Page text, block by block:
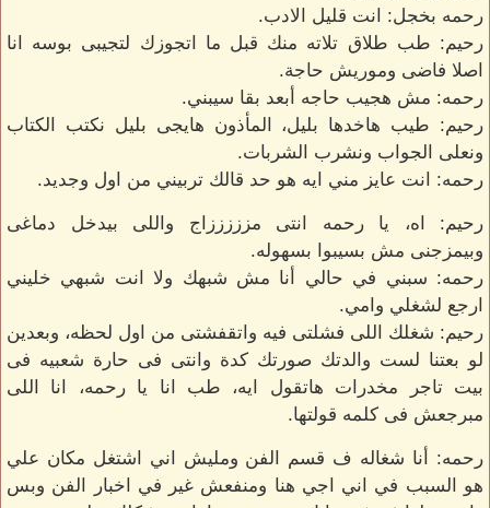
رحمه بخجل: انت قليل الادب.
رحيم: طب طلاق تلاته منك قبل ما اتجوزك لتجيبى بوسه انا
اصلا فاضى وموريش حاجة.
رحمه: مش هجيب حاجه أبعد بقا سيبني.
رحيم: طيب هاخدها بليل، المأذون هايجى بليل نكتب الكتاب
ونعلى الجواب ونشرب الشربات.
رحمه: انت عايز مني ايه هو حد قالك تربيني من اول وجديد.
رحيم: اه، يا رحمه انتى مزززززاج واللى بيدخل دماغى
وبيمزجنى مش بسيبوا بسهوله.
رحمه: سبني في حالي أنا مش شبهك ولا انت شبهي خليني
ارجع لشغلي وامي.
رحيم: شغلك اللى فشلتى فيه واتقفشتى من اول لحظه، وبعدين
لو بعتنا لست والدتك صورتك كدة وانتى فى حارة شعبيه فى
بيت تاجر مخدرات هاتقول ايه، طب انا يا رحمه، انا اللى
مبرجعش فى كلمه قولتها.
رحمه: أنا شغاله ف قسم الفن ومليش اني اشتغل مكان علي
هو السبب في اني اجي هنا ومنفعش غير في اخبار الفن وبس